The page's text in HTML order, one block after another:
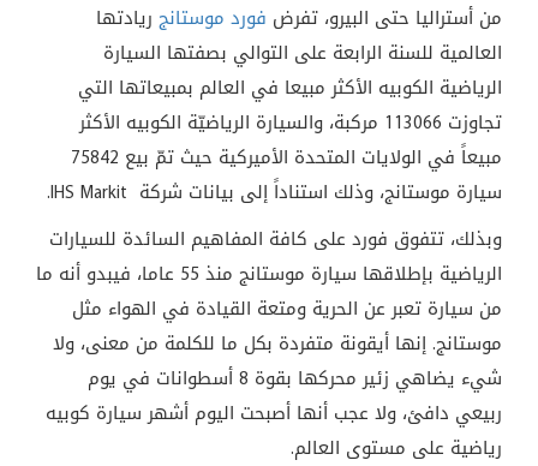
من أستراليا حتى البيرو، تفرض فورد موستانج ريادتها
العالمية للسنة الرابعة على التوالي بصفتها السيارة
الرياضية الكوبيه الأكثر مبيعا في العالم بمبيعاتها التي
تجاوزت 113066 مركبة، والسيارة الرياضيّة الكوبيه الأكثر
مبيعاً في الولايات المتحدة الأميركية حيث تمّ بيع 75842
سيارة موستانج، وذلك استناداً إلى بيانات شركة IHS Markit.
وبذلك، تتفوق فورد على كافة المفاهيم السائدة للسيارات
الرياضية بإطلاقها سيارة موستانج منذ 55 عاما، فيبدو أنه ما
من سيارة تعبر عن الحرية ومتعة القيادة في الهواء مثل
موستانج. إنها أيقونة متفردة بكل ما للكلمة من معنى، ولا
شيء يضاهي زئير محركها بقوة 8 أسطوانات في يوم
ربيعي دافئ، ولا عجب أنها أصبحت اليوم أشهر سيارة كوبيه
رياضية على مستوى العالم.